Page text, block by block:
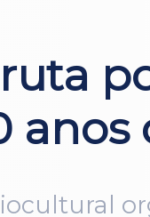
anos